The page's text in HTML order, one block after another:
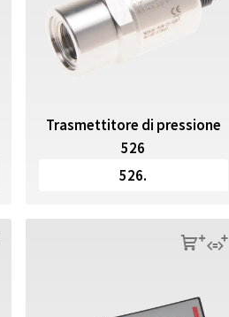
Trasmettitore di pressione
526
526.
sq